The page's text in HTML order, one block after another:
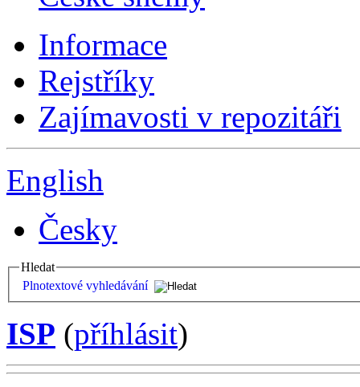
Informace
Rejstříky
Zajímavosti v repozitáři
English
Česky
Hledat
Plnotextové vyhledávání
ISP (příhlásit)